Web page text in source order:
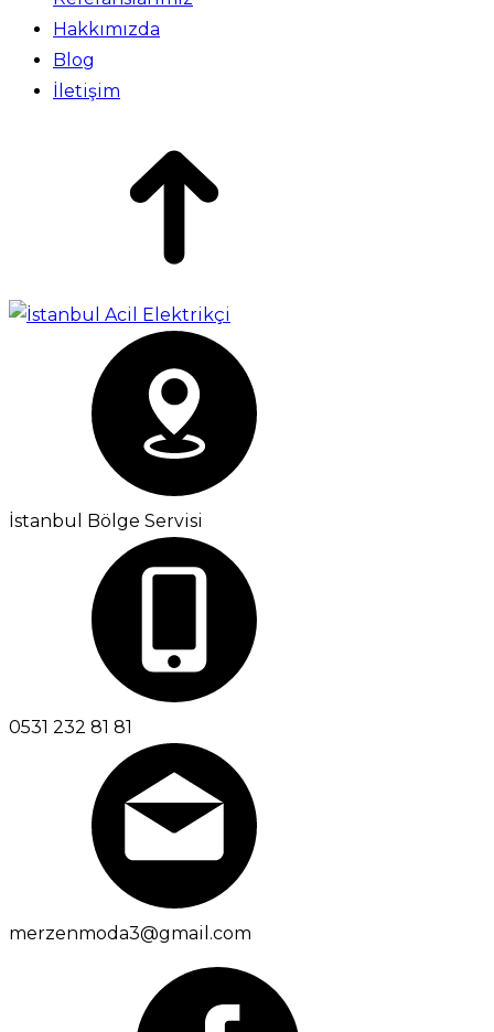
Hakkımızda
Blog
İletişim
İstanbul Bölge Servisi
0531 232 81 81
merzenmoda3@gmail.com